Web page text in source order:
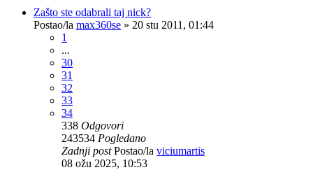
Zašto ste odabrali taj nick?
Postao/la max360se » 20 stu 2011, 01:44
1
...
30
31
32
33
34
338 Odgovori
243534 Pogledano
Zadnji postPostao/la viciumartis
08 ožu 2025, 10:53